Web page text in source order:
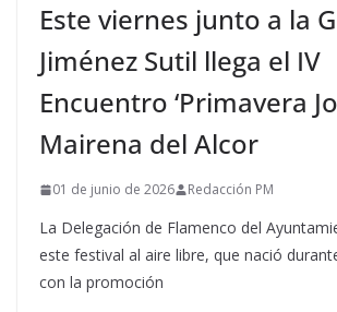
Este viernes junto a la
Jiménez Sutil llega el IV
Encuentro ‘Primavera
Mairena del Alcor
01 de junio de 2026 Redacción PM
La Delegación de Flamenco del
este festival al aire libre, que nació
con la promoción